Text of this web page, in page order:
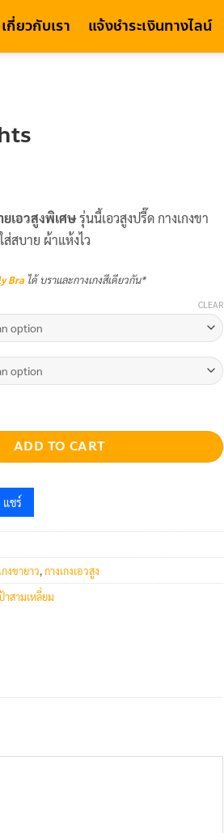
เกี่ยวกับเรา แจ้งชำระเงินทางไลน์
เอวสูงพิเศษรุ่นนี้เอวสูงปรี๊ด กางเกงขา
สบาย ผ้าแห้งไว
Bra ได้ บราและกางเกงสีเดียวกัน*
CLEAR
ADD TO CART
แชร์
กงขายาว,กางเกงเอวสูง
าสามเหลี่ยม